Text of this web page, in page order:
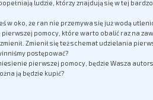
ludzie, którzy znajdują się w tej
w oko, że ran nie przemywa się już wodą
pomocy, które warto obalić raz na
Zmienił się też schemat udzielania
postępować?
pierwszej pomocy, będzie Wasza
ją będzie kupić?